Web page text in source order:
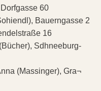
60
Bauerngasse 2
16
Sdhneeburg-
(Massinger), Gra¬